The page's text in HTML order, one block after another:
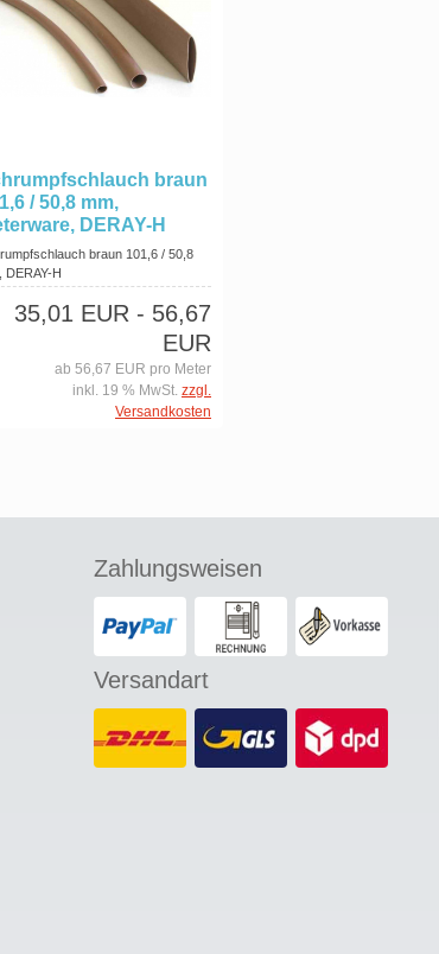
braun
/ 50,8 mm,
DERAY-H
braun 101,6 / 50,8
DERAY-H
35,01 EUR - 56,67
EUR
ab 56,67 EUR pro Meter
inkl. 19 % MwSt. zzgl.
Versandkosten
Zahlungsweisen
Versandart